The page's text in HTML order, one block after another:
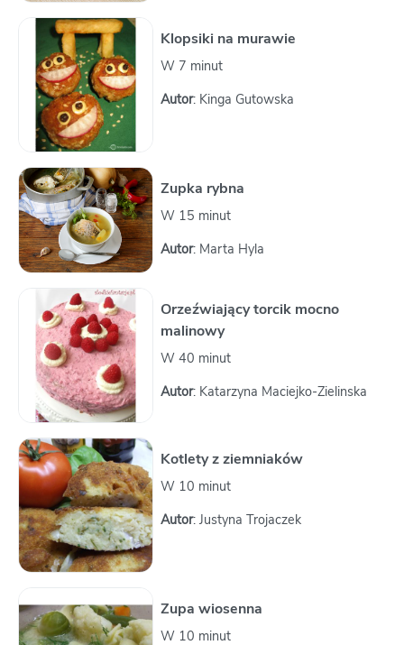
Klopsiki na murawie
W 7 minut
Autor: Kinga Gutowska
Zupka rybna
W 15 minut
Autor: Marta Hyla
Orzeźwiający torcik mocno
malinowy
W 40 minut
Autor: Katarzyna Maciejko-Zielinska
Kotlety z ziemniaków
W 10 minut
Autor: Justyna Trojaczek
Zupa wiosenna
W 10 minut